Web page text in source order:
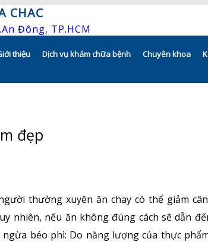
CHAC
Đông, TP.HCM
thiệu
Quyền và trách nhiệm của người
Lịch khám bác sĩ
Dịch vụ khám chữa bệnh Chuyên khoa
Phục hồi chức
Dị ứng – Miễn
đẹp
thường xuyên ăn chay có thể giảm
nhiên, nếu ăn không đúng cách sẽ dẫn
béo phì: Do năng lượng của thực